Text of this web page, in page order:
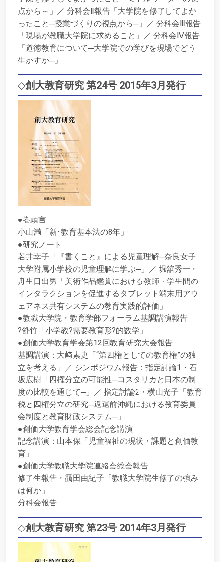
点から～」／ 分科会Ⅱ報告「大学院を修了してよか
ったこと─授業づくりの視点から─」／ 分科会Ⅲ報告
「現場が教職大学院に求めること」／ 分科会Ⅳ報告
「道徳教育について─大学院での学びを現場でどう
生かすか─」
◇創大教育研究 第24号 2015年3月発行
●巻頭言
小山満「新･教育基本法の8年」
●研究ノート
若井幸子「『書くこと』による児童理解─奈良女子
大学附属小学校の児童理解に学ぶ─」／ 堀舘秀一・
舟生日出男「美術作品鑑賞における教師・学生間の
インタラクションを促進するタブレット端末用アウ
ェアネス共有システムの教育実践的評価」
●教職大学院・教育学部フォーラム基調講演報告
?舒竹「小学教?需要教育形?的数学」
●創価大学教育学会第12回教育研究大会報告
基調講演：大﨑素史「“第四権としての教育権”の独
立を考える」／ シンポジウム報告：指定討論1・石
坂広樹「四権分立の可能性─コスタリカと日本の制
度の比較を通じて─」／ 指定討論2・横山光子「教育
税と四権分立の研究─返還前沖縄における教育委員
会制度と教育財政システム─」
●創価大学教育学会総会記念講演
記念講演：山本保「児童福祉の現状・課題と創価教
育」
●創価大学教職大学院連絡会総会報告
修了生報告・靍田由紀子「教職大学院生修了の強み
は何か」
分科会報告
◇創大教育研究 第23号 2014年3月発行